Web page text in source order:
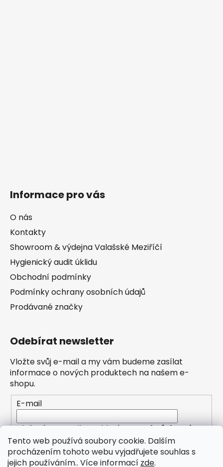
Tento web používá soubory cookie. Dalším
procházením tohoto webu vyjadřujete souhlas s
jejich používáním.. Více informací zde.
Informace pro vás
O nás
Kontakty
Showroom & výdejna Valašské Meziříčí
Hygienický audit úklidu
Obchodní podmínky
Podmínky ochrany osobních údajů
Prodávané značky
Odebírat newsletter
Vložte svůj e-mail a my vám budeme zasílat
informace o nových produktech na našem e-
shopu.
E-mail
Vložením e-mailu souhlasíte spodmínkami
ochrany osobních údajů
PŘIHLÁSIT SE